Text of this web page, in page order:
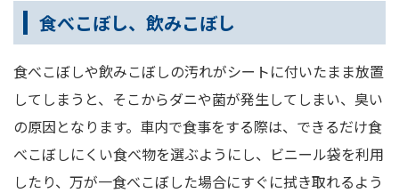
食べこぼし、飲みこぼし
食べこぼしや飲みこぼしの汚れがシートに付いたまま放置
してしまうと、そこからダニや菌が発生してしまい、臭い
の原因となります。車内で食事をする際は、できるだけ食
べこぼしにくい食べ物を選ぶようにし、ビニール袋を利用
したり、万が一食べこぼした場合にすぐに拭き取れるよう